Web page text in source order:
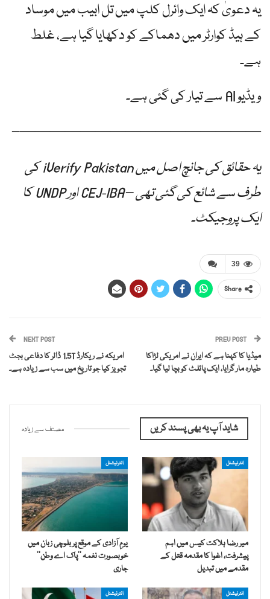
یہ دعویٰ کہ ایک وائرل کلپ میں تل ابیب میں موساد
کے ہیڈ کوارٹر میں دھماکے کو دکھایا گیا ہے، غلط
ہے۔
ویڈیو AI سے تیار کی گئی ہے۔
————————————————–
یہ حقائق کی جانچ اصل میں iVerify Pakistan کی
طرف سے شائع کی گئی تھی – CEJ-IBA اور UNDP کا
ایک پروجیکٹ۔
39
Share
PREV POST
میڈیا کا کہنا ہے کہ ایران نے امریکی لڑاکا
طیارہ مار گرایا، ایک پائلٹ کو بچا لیا گیا۔
NEXT POST
امریکہ نے ریکارڈ 1.5T ڈالر کا دفاعی بجٹ
تجویز کیا جو تاریخ میں سب سے زیادہ ہے۔
شاید آپ یہ بھی پسند کریں مصنف سے زیادہ
انٹرنیشنل
میر رضا ہلاکت کیس میں اہم
پیشرفت، اغوا کا مقدمہ قتل کے
مقدمے میں تبدیل
انٹرنیشنل
یومِ آزادی کے موقع پر بلوچی زبان میں
خوبصورت نغمہ ’’پاک اے وطن‘‘
جاری
انٹرنیشنل انٹرنیشنل